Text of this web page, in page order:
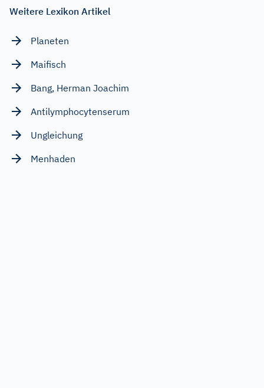
Weitere Lexikon Artikel
Planeten
Maifisch
Bang, Herman Joachim
Antilymphocytenserum
Ungleichung
Menhaden